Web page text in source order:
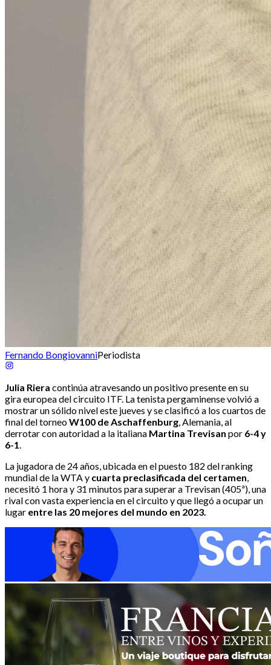
Fernando BongiovanniPeriodista
Julia Riera continúa atravesando un positivo presente en su
gira europea del circuito ITF. La tenista pergaminense volvió a
mostrar un sólido nivel este jueves y se clasificó a los cuartos de
final del torneoW100 de Aschaffenburg, Alemania, al
derrotar con autoridad a la italiana Martina Trevisan por 6-4 y
6-1.
La jugadora de 24 años, ubicada en el puesto 182 del ranking
mundial de la WTA y cuarta preclasificada del certamen,
necesitó 1 hora y 31 minutos para superar a Trevisan (405ª), una
rival con vasta experiencia en el circuito y que llegó a ocupar un
lugar entre las 20 mejores del mundo en 2023.